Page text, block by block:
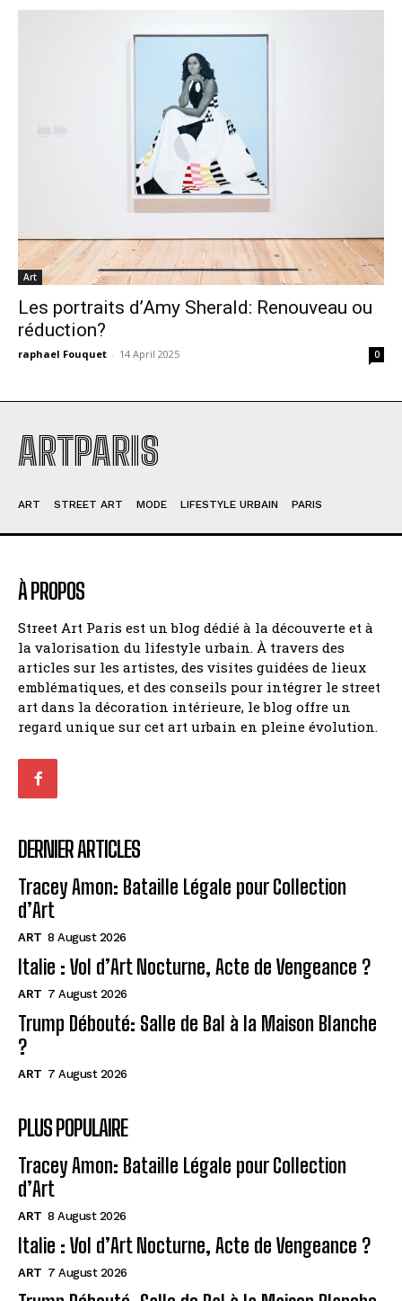
Art
Les portraits d’Amy Sherald: Renouveau ou
réduction?
raphael Fouquet - 14 April 2025 0
ARTPARIS
ART STREET ART MODE LIFESTYLE URBAIN PARIS
À PROPOS
Street Art Paris est un blog dédié à la découverte et à
la valorisation du lifestyle urbain. À travers des
articles sur les artistes, des visites guidées de lieux
emblématiques, et des conseils pour intégrer le street
art dans la décoration intérieure, le blog offre un
regard unique sur cet art urbain en pleine évolution.
DERNIER ARTICLES
Tracey Amon: Bataille Légale pour Collection
d’Art
ART 8 August 2026
Italie : Vol d’Art Nocturne, Acte de Vengeance ?
ART 7 August 2026
Trump Débouté: Salle de Bal à la Maison Blanche
?
ART 7 August 2026
PLUS POPULAIRE
Tracey Amon: Bataille Légale pour Collection
d’Art
ART 8 August 2026
Italie : Vol d’Art Nocturne, Acte de Vengeance ?
ART 7 August 2026